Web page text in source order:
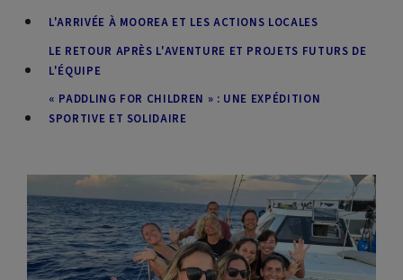
L'ARRIVÉE À MOOREA ET LES ACTIONS LOCALES
LE RETOUR APRÈS L'AVENTURE ET PROJETS FUTURS DE
L'ÉQUIPE
« PADDLING FOR CHILDREN » : UNE EXPÉDITION
SPORTIVE ET SOLIDAIRE